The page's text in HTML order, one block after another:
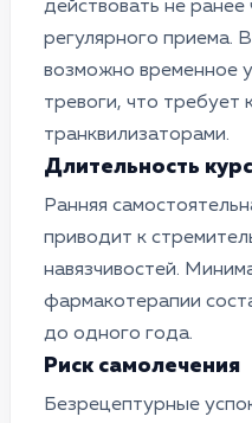
действовать не
регулярного приема.
возможно временное
тревоги, что требует
транквилизаторами.
Длительность
Ранняя
приводит к
навязчивостей.
фармакотерапии
до одного года.
Риск самолечения
Безрецептурные